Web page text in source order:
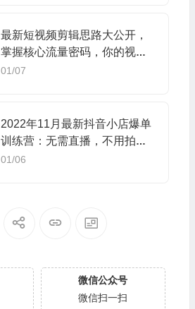
最新短视频剪辑思路大公开，
掌握核心流量密码，你的视频
也能快速起飞
01/07
2022年11月最新抖音小店爆单
训练营：无需直播，不用拍短
视频，每天出1000单
01/06
微信公众号
微信扫一扫